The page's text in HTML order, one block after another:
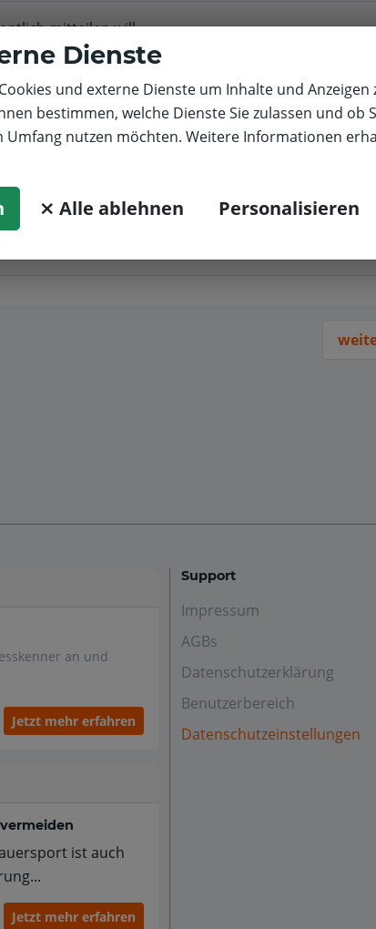
mitteilen will
an und
Jetzt mehr erfahren
ist auch
Jetzt mehr erfahren
Support
Impressum
AGBs
Datenschutzerklärung
Benutzerbereich
Datenschutzeinstellungen
Dienste
und externe Dienste um Inhalte und
bestimmen, welche Dienste Sie zulassen und ob
nutzen möchten. Weitere Informationen
⨯ Alle ablehnen Personalisieren